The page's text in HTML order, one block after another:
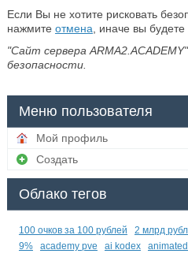
Если Вы не хотите рисковать
нажмите отмена , иначе вы
"Сайт сервера
безопасности.
Меню пользователя
Мой профиль
Создать
Облако тегов
100 очков за 100 рублей 2 млрд
9%
academy pve ai kodex